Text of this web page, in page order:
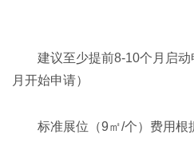
建议至少提前8-10个月启
月开始申请）
标准展位（9㎡/个）费用